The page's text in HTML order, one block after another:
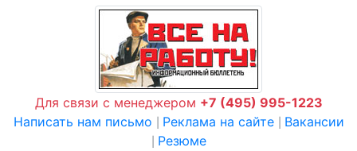
Для связи с менеджером +7 (495) 995-1223
Написать нам письмо
Реклама на сайте Вакансии
Резюме